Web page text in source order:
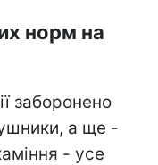
норм на
заборонено
а ще -
- усе